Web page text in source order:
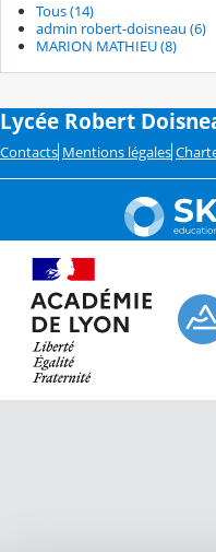
Tous (14)
admin robert-doisneau (6)
MARION MATHIEU (8)
Lycée Robert
Contacts Mentions légales